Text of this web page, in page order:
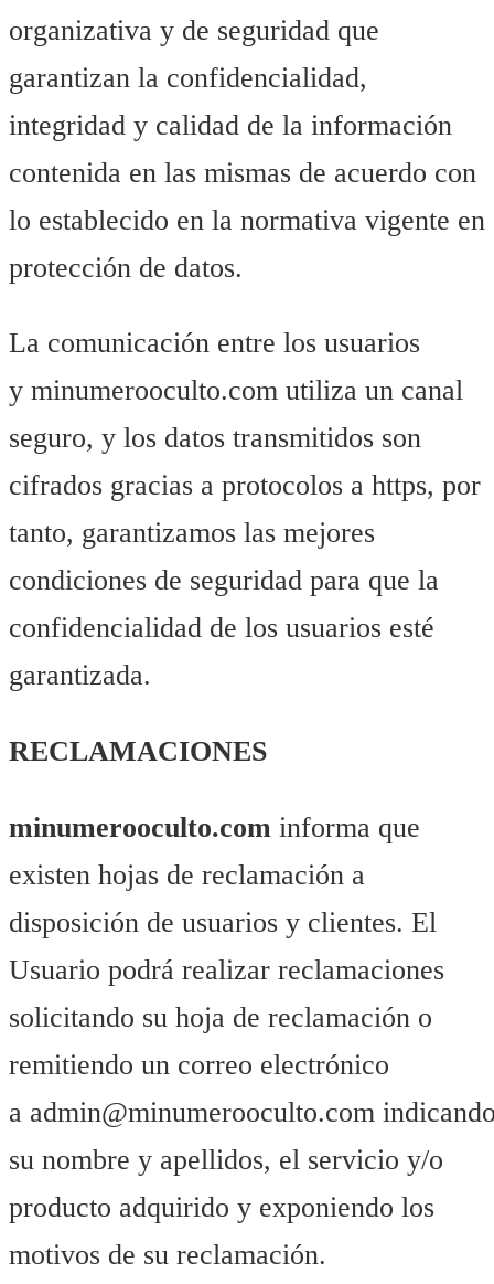
organizativa y de seguridad que
garantizan la confidencialidad,
integridad y calidad de la información
contenida en las mismas de acuerdo con
lo establecido en la normativa vigente en
protección de datos.
La comunicación entre los usuarios
y minumerooculto.com utiliza un canal
seguro, y los datos transmitidos son
cifrados gracias a protocolos a https, por
tanto, garantizamos las mejores
condiciones de seguridad para que la
confidencialidad de los usuarios esté
garantizada.
RECLAMACIONES
minumerooculto.com informa que
existen hojas de reclamación a
disposición de usuarios y clientes. El
Usuario podrá realizar reclamaciones
solicitando su hoja de reclamación o
remitiendo un correo electrónico
a admin@minumerooculto.com
su nombre y apellidos, el servicio y/o
producto adquirido y exponiendo los
motivos de su reclamación.